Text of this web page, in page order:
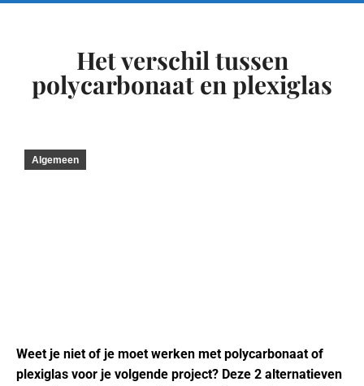
Het verschil tussen
polycarbonaat en plexiglas
Algemeen
Weet je niet of je moet werken met polycarbonaat of
plexiglas voor je volgende project? Deze 2 alternatieven